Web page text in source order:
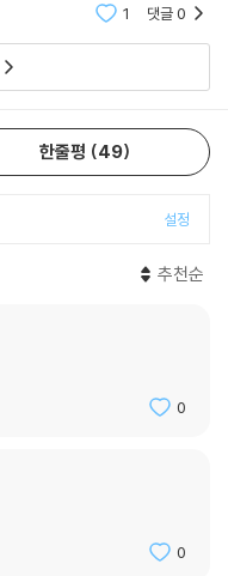
1 댓글0
한줄평 49
설정
추천순
0
0